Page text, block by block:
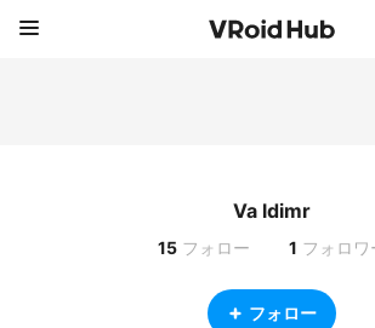
Va ldimr
15 フォロー 1 フォロワ
フォロー